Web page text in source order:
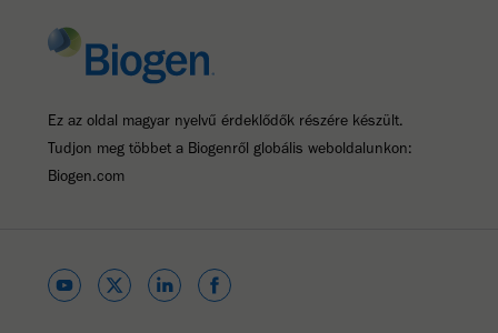
Ez az oldal magyar nyelvű érdeklődők részére készült.
Tudjon meg többet a Biogenről globális weboldalunkon:
Biogen.com